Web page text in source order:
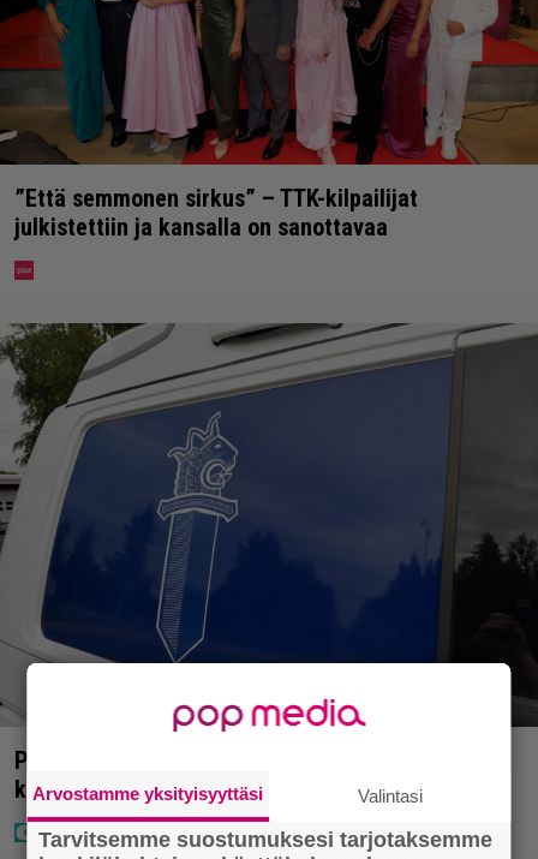
”Että semmonen sirkus” – TTK-kilpailijat
julkistettiin ja kansalla on sanottavaa
Poliisilla tehovalvonta – tästä kysymys ja näin
kauan kestää
Arvostamme yksityisyyttäsi Valintasi
Tarvitsemme suostumuksesi tarjotaksemme